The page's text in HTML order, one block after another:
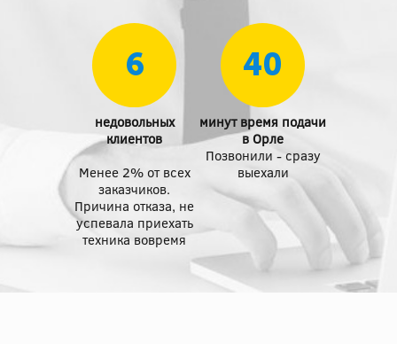
6
недовольных
клиентов
Менее 2% от всех
заказчиков.
Причина отказа, не
успевала приехать
техника вовремя
40
минут время подачи
в Орле
Позвонили - сразу
выехали